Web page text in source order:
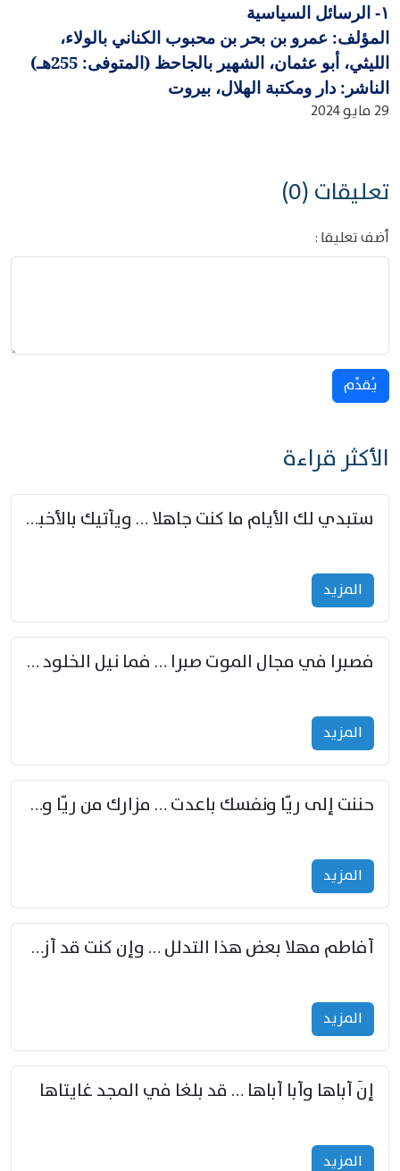
١-
الرسائل السياسية
المؤلف: عمرو بن بحر بن محبوب الكناني بالولاء،
الليثي، أبو عثمان، الشهير بالجاحظ (المتوفى: 255هـ)
الناشر: دار ومكتبة الهلال، بيروت
29 مايو 2024
تعليقات (0)
أضف تعليقا :
يُقدِّم
الأكثر قراءة
ستبدي لك الأيام ما كنت جاهلا … ويأتيك بالأخبار من لم تزوّد
المزید
فصبرا في مجال الموت صبرا … فما نيل الخلود بمستطاع
المزید
حننت إلى ريّا ونفسك باعدت … مزارك من ريّا وشعباكما معا
المزید
أفاطم مهلا بعض هذا التدلل … وإن كنت قد أزمعت صرمي فأجملي
المزید
إنّ أباها وأبا أباها … قد بلغا في المجد غايتاها
المزید